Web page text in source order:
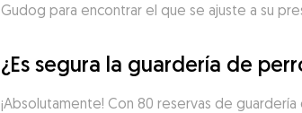
Gudog para encontrar el que se ajuste a su
¿Es segura la guardería de
¡Absolutamente! Con 80 reservas de